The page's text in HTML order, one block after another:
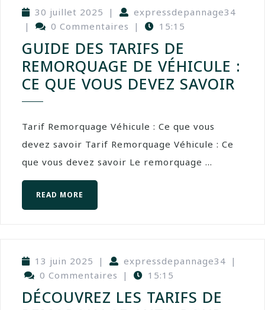
30 juillet 2025 |
expressdepannage34
|
0 Commentaires | 15:15
GUIDE DES TARIFS DE
REMORQUAGE DE VÉHICULE :
CE QUE VOUS DEVEZ SAVOIR
Tarif Remorquage Véhicule : Ce que vous
devez savoir Tarif Remorquage Véhicule : Ce
que vous devez savoir Le remorquage ...
READ MORE
13 juin 2025 | expressdepannage34 |
0 Commentaires
| 15:15
DÉCOUVREZ LES TARIFS DE